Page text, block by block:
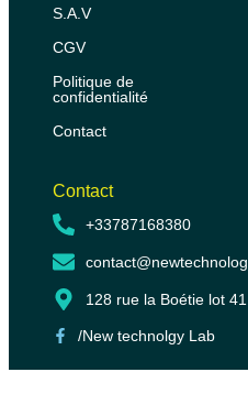
S.A.V
CGV
Politique de
confidentialité
Contact
Contact
+33787168380
128 rue la Boétie lot
/New technolgy Lab